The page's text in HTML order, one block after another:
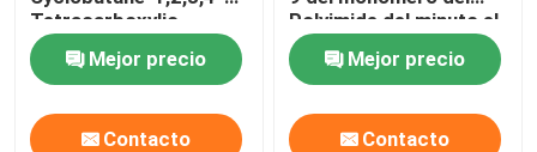
Tetracarboxylic
Dianhydride del
Polyimide de CAS
4415-87-6
Mejor precio
Contacto
Polyimide del minuto el
99% de la pureza
Mejor precio
Contacto